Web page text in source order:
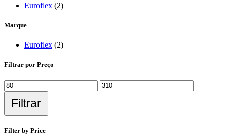
Euroflex (2)
Marque
Euroflex (2)
Filtrar por Preço
Filtrar
Filter by Price